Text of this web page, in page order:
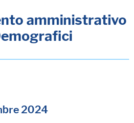
amministrativo
2024